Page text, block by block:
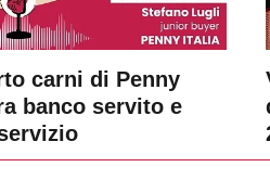
carni di Penny
banco servito e